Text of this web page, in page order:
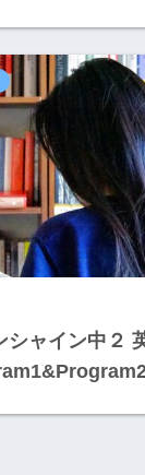
シャイン中２